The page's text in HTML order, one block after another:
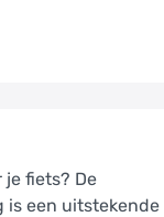
je fiets? De
is een uitstekende